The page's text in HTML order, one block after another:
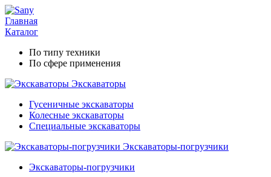
Главная
Каталог
По типу техники
По сфере применения
Экскаваторы
Гусеничные экскаваторы
Колесные экскаваторы
Специальные экскаваторы
Экскаваторы-погрузчики
Экскаваторы-погрузчики